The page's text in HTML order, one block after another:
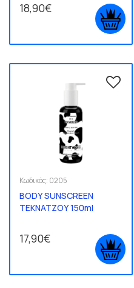
18,90€
Κωδικός: 0205
BODY SUNSCREEN
ΤΕΚΝΑΤΖΟΥ 150ml
17,90€